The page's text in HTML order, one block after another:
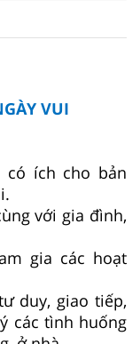
VUI
có ích cho bản
với gia đình,
gia các hoạt
duy, giao tiếp,
các tình huống